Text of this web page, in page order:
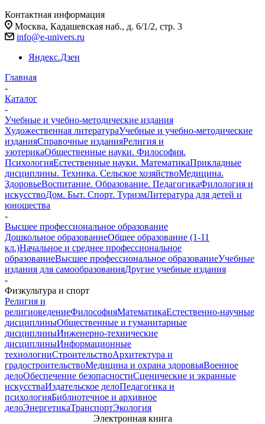
Контактная информация
Москва, Кадашевская наб., д. 6/1/2, стр. 3
info@e-univers.ru
Яндекс.Дзен
Главная
-
Каталог
-
Учебные и учебно-методические издания
Художественная литератураУчебные и учебно-методические
изданияСправочные изданияРелигия и
эзотерикаОбщественные науки. Философия.
ПсихологияЕстественные науки. МатематикаПрикладные
дисциплины. Техника. Сельское хозяйствоМедицина.
ЗдоровьеВоспитание. Образование. ПедагогикаФилология и
искусствоДом. Быт. Спорт. ТуризмЛитература для детей и
юношества
-
Высшее профессиональное образование
Дошкольное образованиеОбщее образование (1-11
кл.)Начальное и среднее профессиональное
образованиеВысшее профессиональное образованиеУчебные
издания для самообразованияДругие учебные издания
-
Физкультура и спорт
Религия и
религиоведениеФилософияМатематикаЕстественно-научные
дисциплиныОбщественные и гуманитарные
дисциплиныИнженерно-технические
дисциплиныИнформационные
технологииСтроительствоАрхитектура и
градостроительствоМедицина и охрана здоровьяВоенное
делоОбеспечение безопасностиСценические и экранные
искусстваИздательское делоПедагогика и
психологияБиблиотечное и архивное
делоЭнергетикаТранспортЭкология
Электронная книга